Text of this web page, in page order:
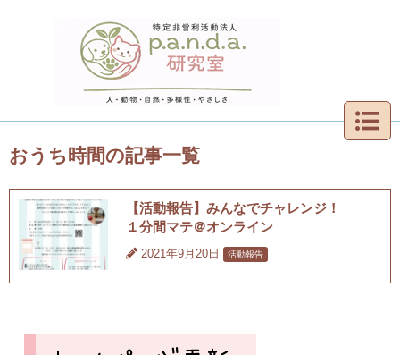
おうち時間の記事一覧
【活動報告】みんなでチャレンジ！
１分間マテ＠オンライン
2021年9月20日 活動報告